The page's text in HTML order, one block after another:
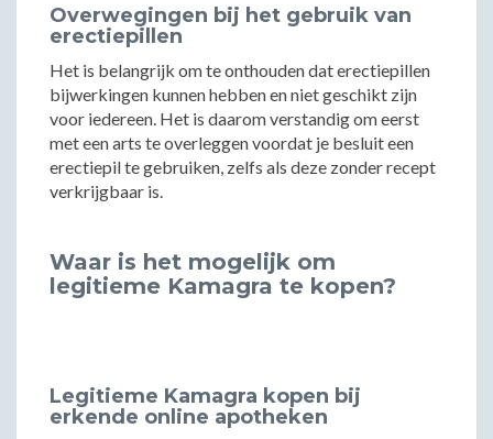
Overwegingen bij het gebruik van
erectiepillen
Het is belangrijk om te onthouden dat erectiepillen
bijwerkingen kunnen hebben en niet geschikt zijn
voor iedereen. Het is daarom verstandig om eerst
met een arts te overleggen voordat je besluit een
erectiepil te gebruiken, zelfs als deze zonder recept
verkrijgbaar is.
Waar is het mogelijk om
legitieme Kamagra te kopen?
Legitieme Kamagra kopen bij
erkende online apotheken